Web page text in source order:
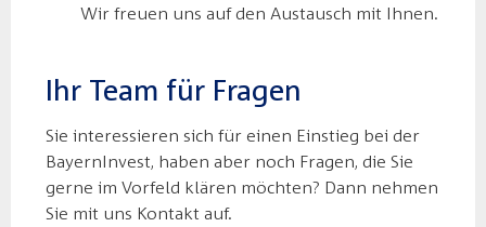
Wir freuen uns auf den Austausch mit Ihnen.
Ihr Team für Fragen
Sie interessieren sich für einen Einstieg bei der
BayernInvest, haben aber noch Fragen, die Sie
gerne im Vorfeld klären möchten? Dann nehmen
Sie mit uns Kontakt auf.